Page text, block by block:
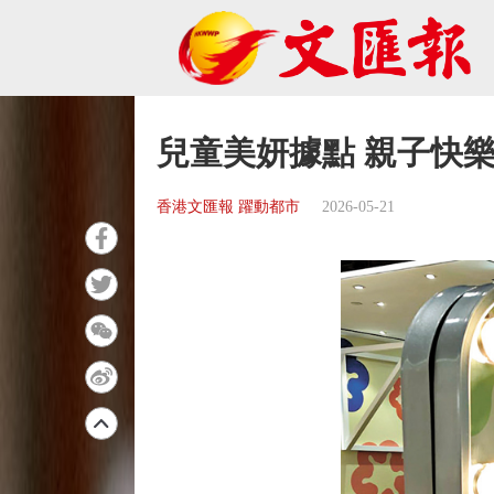
兒童美妍據點 親子快
香港文匯報 躍動都市 2026-05-21